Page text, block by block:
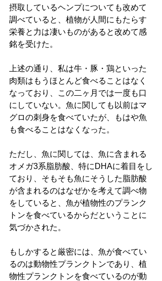
摂取しているヘンプについても改めて
調べていると、植物が人間にもたらす
栄養と力は凄いものがあると改めて感
銘を受けた。
上述の通り、私は牛・豚・鶏といった
肉類はもうほとんど食べることはなく
なっており、この二ヶ月では一度も口
にしていない。魚に関しても以前はマ
グロの刺身を食べていたが、もはや魚
も食べることはなくなった。
ただし、魚に関しては、魚に含まれる
オメガ3系脂肪酸、特にDHAに着目をし
ており、そもそも魚にそうした脂肪酸
が含まれるのはなぜかを考えて調べ物
をしていると、魚が植物性のプランク
トンを食べているからだということに
気づかされた。
もしかすると厳密には、魚が食べてい
るのは動物性プランクトンであり、植
物性プランクトンを食べているのが動